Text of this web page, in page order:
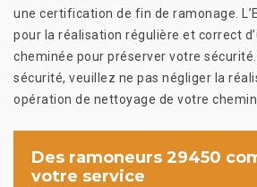
une certification de fin de ramonage.
pour la réalisation régulière et correct
cheminée pour préserver votre
sécurité, veuillez ne pas négliger la
opération de nettoyage de votre
Des ramoneurs 29450
votre service